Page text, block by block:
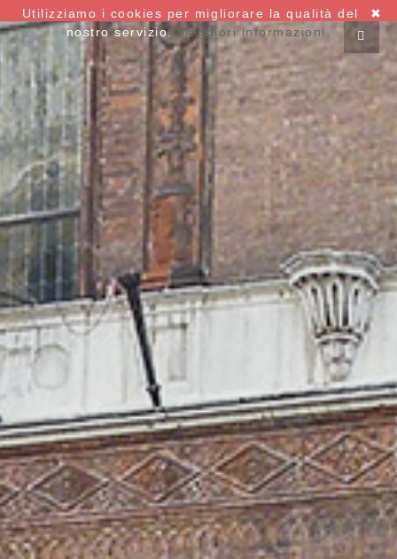
✖
Utilizziamo i cookies per migliorare la qualità del
nostro servizio. Maggiori informazioni.